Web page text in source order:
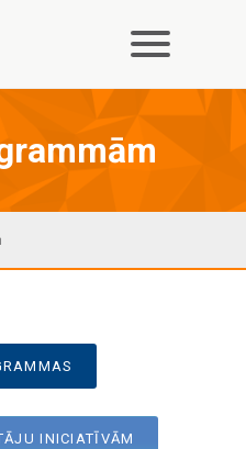
INICIATĪVĀM